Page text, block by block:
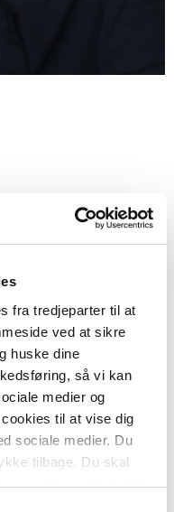
fra tredjeparter til at
ved at sikre
huske dine
så vi kan
medier og
til at vise dig
sociale medier. Du
tilbage. Du skal
muligvis ikke